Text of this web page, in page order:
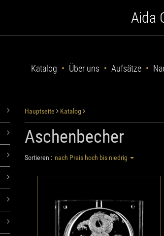
Aida
Katalog Über uns Aufsätze
Hauptseite Katalog
Aschenbecher
Sortieren : nach Preis hoch bis niedrig